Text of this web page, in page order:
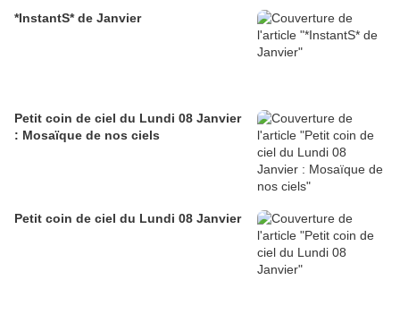
*InstantS* de Janvier
Petit coin de ciel du Lundi 08 Janvier
: Mosaïque de nos ciels
Petit coin de ciel du Lundi 08 Janvier